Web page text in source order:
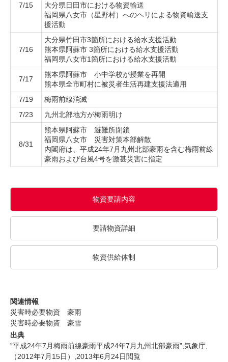
7/15
大分県日田市における物資輸送
福岡県八女市（星野村）へのヘリによる物資輸送支
援活動
7/16
大分県竹田市3箇所における給水支援活動
熊本県阿蘇市 3箇所における給水支援活動
福岡県八女市1箇所における給水支援活動
7/17
熊本県阿蘇市 小中学校が授業を再開
熊本県全市町村に被災者生活再建支援法適用
7/19
梅雨前線消滅
7/23
九州北部地方が梅雨明け
8/31
熊本県阿蘇市 避難所閉鎖
福岡県八女市 災害対策本部解散
内閣府は、平成24年7月九州北部豪雨を含む梅雨前線
豪雨および台風4号を激甚災害に指定
物資要請内容
要請物資詳細
物資供給体制
関連情報
災害時必要物資 豪雨
災害時必要物資 豪雪
出典
”平成24年7月梅雨前線豪雨平成24年7月九州北部豪雨” ,気象庁,
（2012年7月15日）,2013年6月24日閲覧